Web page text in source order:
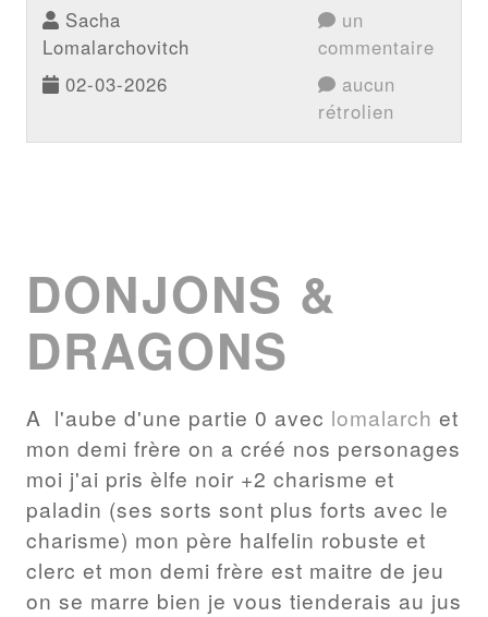
Sacha
Lomalarchovitch
02-03-2026
un
commentaire
aucun
rétrolien
DONJONS &
DRAGONS
A l'aube d'une partie 0 avec lomalarch et
mon demi frère on a créé nos personages
moi j'ai pris èlfe noir +2 charisme et
paladin (ses sorts sont plus forts avec le
charisme) mon père halfelin robuste et
clerc et mon demi frère est maitre de jeu
on se marre bien je vous tienderais au jus